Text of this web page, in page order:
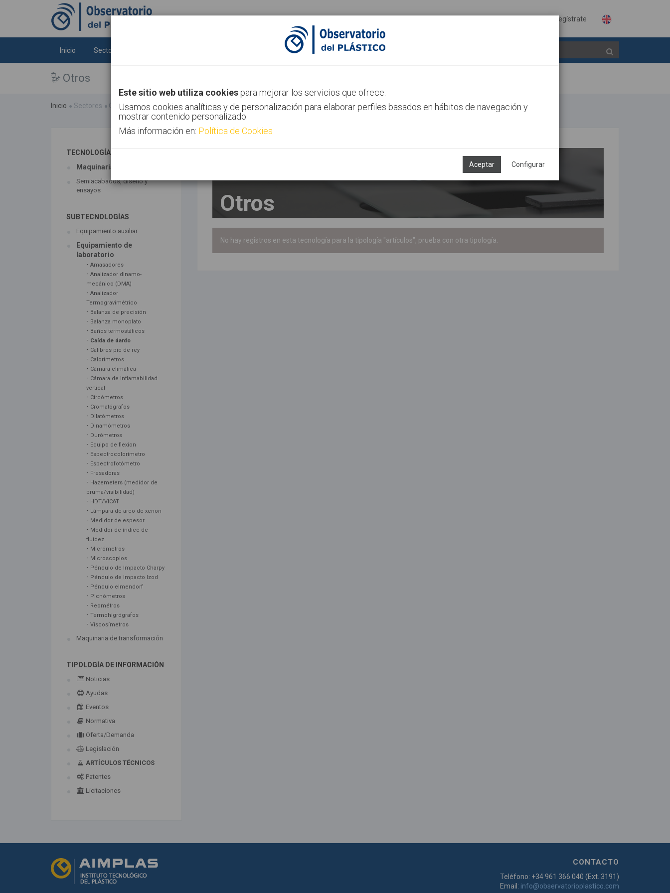
Regístrate
Inicio Sectores Canal AIMPLAS Contacto
Otros
Inicio Sectores Otros
Este sitio web utiliza cookies para mejorar los servicios que ofrece.
Usamos cookies analíticas y de personalización para elaborar perfiles basados en hábitos de navegación y
mostrar contenido personalizado.
Más información en: Política de Cookies
Aceptar Configurar
TECNOLOGÍAS ASOCIADAS
Maquinaria
Semiacabados, diseño y
ensayos
SUBTECNOLOGÍAS
Equipamiento auxiliar
Equipamiento de
laboratorio
- Amasadores
- Analizador dinamo-
mecánico (DMA)
- Analizador
Termogravimétrico
- Balanza de precisión
- Balanza monoplato
- Baños termostáticos
- Caída de dardo
- Calibres pie de rey
- Calorímetros
- Cámara climática
- Cámara de inflamabilidad
vertical
- Circómetros
- Cromatógrafos
- Dilatómetros
- Dinamómetros
- Durómetros
- Equipo de flexion
- Espectrocolorímetro
- Espectrofotómetro
- Fresadoras
- Hazemeters (medidor de
bruma/visibilidad)
- HDT/VICAT
- Lámpara de arco de xenon
- Medidor de espesor
- Medidor de índice de
fluidez
- Micrómetros
- Microscopios
- Péndulo de Impacto Charpy
- Péndulo de Impacto Izod
- Péndulo elmendorf
- Picnómetros
- Reométros
- Termohigrógrafos
- Viscosímetros
Maquinaria de transformación
TIPOLOGÍA DE INFORMACIÓN
Noticias
Ayudas
Eventos
Normativa
Oferta/Demanda
Legislación
ARTÍCULOS TÉCNICOS
Patentes
Licitaciones
Otros
No hay registros en esta tecnología para la tipología "artículos", prueba con otra tipología.
CONTACTO
Teléfono: +34 961 366 040 (Ext. 3191)
Email: info@observatorioplastico.com